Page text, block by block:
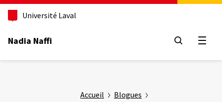
Aller
contenu
Université Laval
Nadia Naffi
Accueil Blogues